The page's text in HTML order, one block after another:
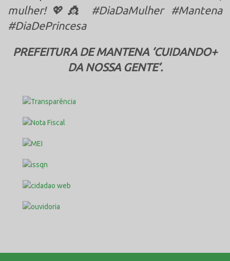
mulher!💖👸 #DiaDaMulher #Mantena
#DiaDePrincesa
PREFEITURA DE MANTENA ‘CUIDANDO+
DA NOSSA GENTE’.